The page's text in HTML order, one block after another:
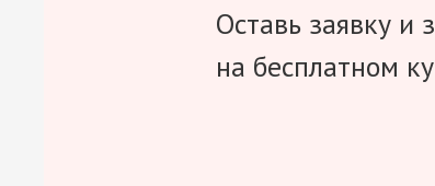
Оставь заявку и
на бесплатном